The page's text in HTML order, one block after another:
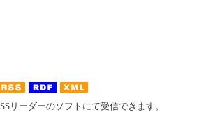
リーダーのソフトにて受信できます。